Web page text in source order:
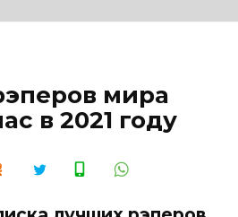
мира
в 2021 году